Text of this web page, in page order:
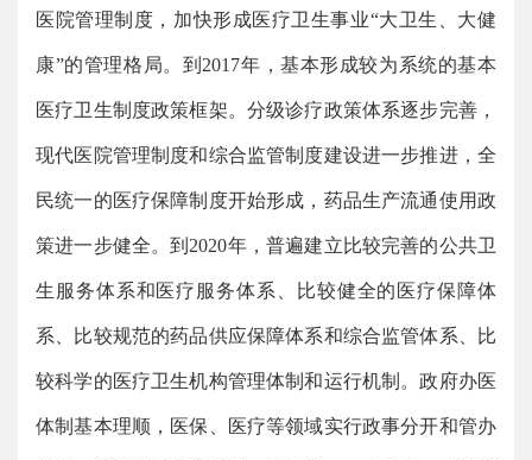
医院管理制度，加快形成医疗卫生事业“大卫生、大健
康”的管理格局。到2017年，基本形成较为系统的基本
医疗卫生制度政策框架。分级诊疗政策体系逐步完善，
现代医院管理制度和综合监管制度建设进一步推进，全
民统一的医疗保障制度开始形成，药品生产流通使用政
策进一步健全。到2020年，普遍建立比较完善的公共卫
生服务体系和医疗服务体系、比较健全的医疗保障体
系、比较规范的药品供应保障体系和综合监管体系、比
较科学的医疗卫生机构管理体制和运行机制。政府办医
体制基本理顺，医保、医疗等领域实行政事分开和管办